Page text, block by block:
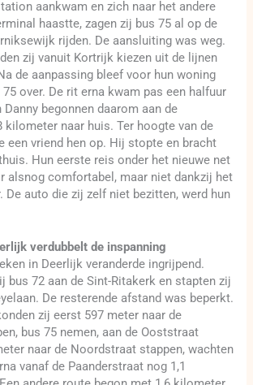
aankwam en zich naar het andere
haastte, zagen zij bus 75 al op de
rijden. De aansluiting was weg.
zij vanuit Kortrijk kiezen uit de lijnen
de aanpassing bleef voor hun woning
over. De rit erna kwam pas een halfuur
Danny begonnen daarom aan de
kilometer naar huis. Ter hoogte van de
een vriend hen op. Hij stopte en bracht
Hun eerste reis onder het nieuwe net
alsnog comfortabel, maar niet dankzij het
De auto die zij zelf niet bezitten, werd hun
verdubbelt de inspanning
in Deerlijk veranderde ingrijpend.
bus 72 aan de Sint-Ritakerk en stapten zij
De resterende afstand was beperkt.
zij eerst 597 meter naar de
bus 75 nemen, aan de Ooststraat
naar de Noordstraat stappen, wachten
vanaf de Paanderstraat nog 1,1